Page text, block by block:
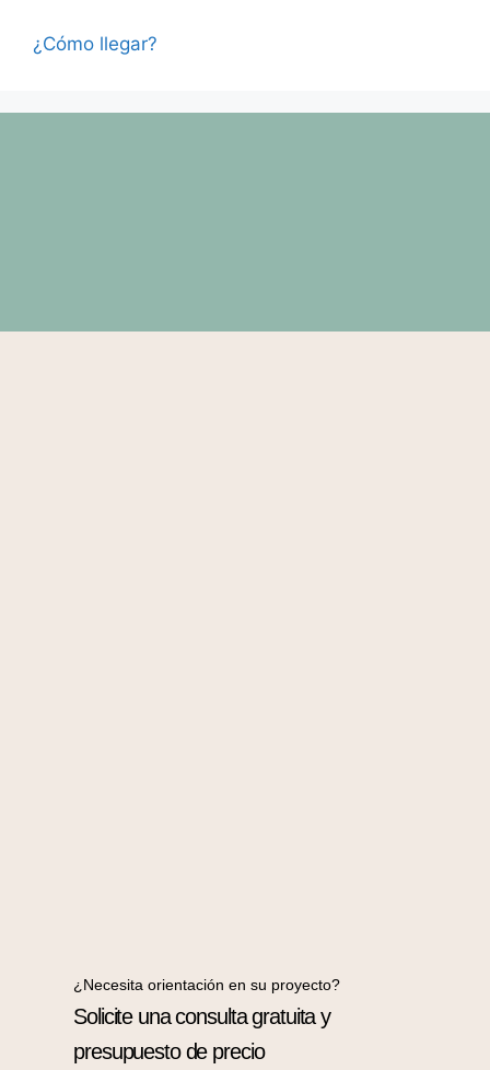
¿Cómo llegar?
¿Necesita orientación en su proyecto?
Solicite una consulta gratuita y
presupuesto de precio